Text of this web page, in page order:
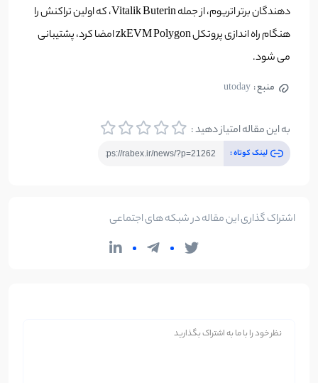
دهندگان برتر اتریوم، از جمله Vitalik Buterin، که اولین تراکنش را
هنگام راه اندازی پروتکل zkEVM Polygon امضا کرد، پشتیبانی
می شود.
منبع : utoday
به این مقاله امتیاز دهید :
لینک کوتاه :
اشتراک گذاری این مقاله در شبکه های اجتماعی